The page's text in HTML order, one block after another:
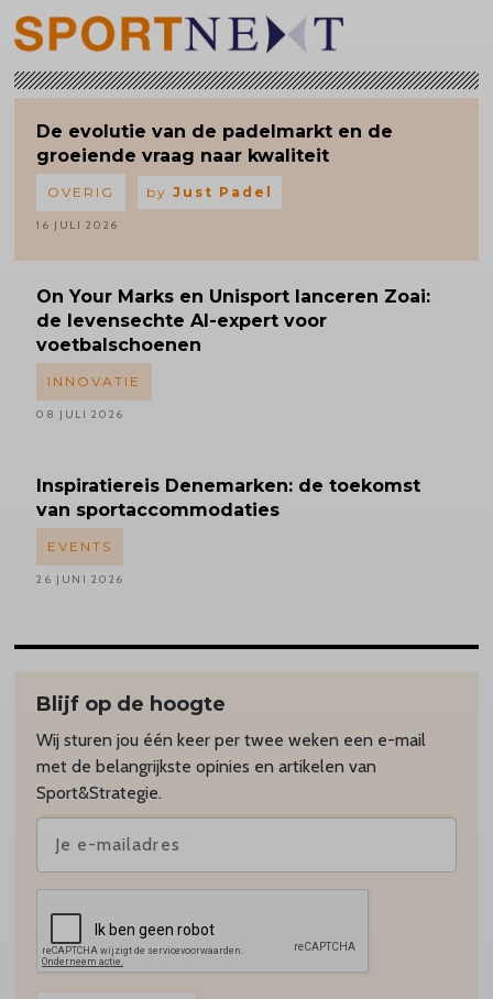
De evolutie van de padelmarkt en de
groeiende vraag naar kwaliteit
OVERIG by Just Padel
16 JULI 2026
On Your Marks en Unisport lanceren Zoai:
de levensechte AI-expert voor
voetbalschoenen
INNOVATIE
08 JULI 2026
Inspiratiereis Denemarken: de toekomst
van sportaccommodaties
EVENTS
26 JUNI 2026
Blijf op de hoogte
Wij sturen jou één keer per twee weken een e-mail
met de belangrijkste opinies en artikelen van
Sport&Strategie.